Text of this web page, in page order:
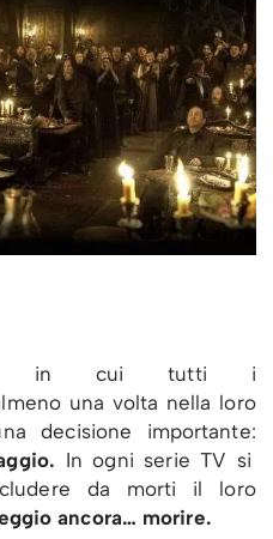
in cui tutti i
una volta nella loro
decisione importante:
In ogni serie TV si
da morti il loro
ancora… morire.